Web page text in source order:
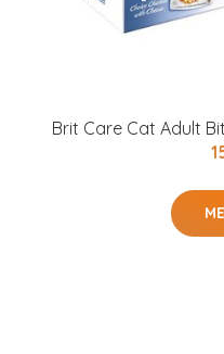
Brit Care Cat Adult